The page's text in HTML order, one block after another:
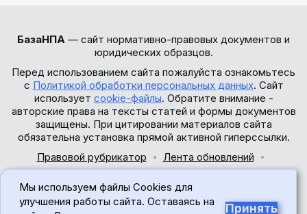
БазаНПА — сайт нормативно-правовых документов и
юридических образцов.
Перед использованием сайта пожалуйста ознакомьтесь
с Политикой обработки персональных данных. Сайт
использует cookie-файлы. Обратите внимание -
авторские права на тексты статей и формы документов
защищены. При цитировании материалов сайта
обязательна установка прямой активной гиперссылки.
Правовой рубрикатор
Лента обновлений
© 2017-2026
Мы используем файлы Cookies для
улучшения работы сайта. Оставаясь на
Принять